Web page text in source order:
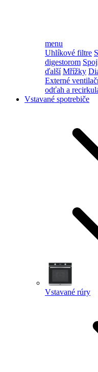
menu
Uhlíkové filtre
digestorom
ďalší Mřížky
Externé
odťah a
Vstavané spotrebiče
Vstavané rúry